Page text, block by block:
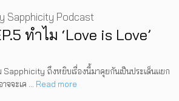
ทำไม ‘Love is Love’
Sapphicity Podcast
Sapphicity ถึงหยิบเรื่องนี้มาคุยกันเป็นประเด็นแยก
จจะเค … Read more